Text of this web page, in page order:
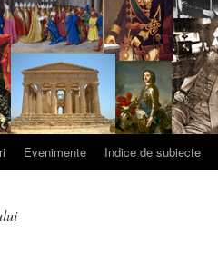
Evenimente Indice de subiecte